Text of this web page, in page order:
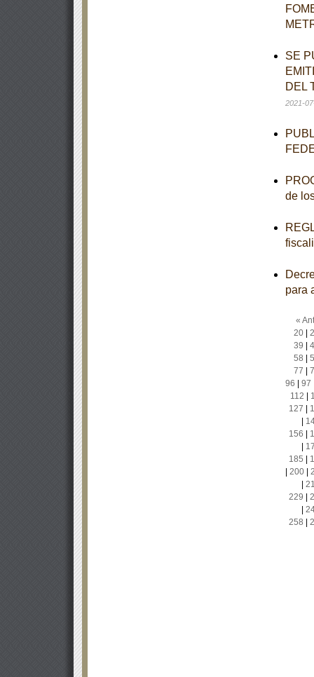
SE
DEL
2021-
de
para
«
20|
39
58
77
96
97
112
127
156
185
200|
229
258